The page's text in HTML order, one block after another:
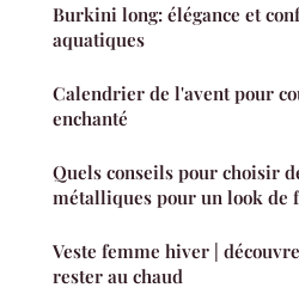
Burkini long: élégance et
aquatiques
Calendrier de l'avent pour
enchanté
Quels conseils pour choisir
métalliques pour un look de
Veste femme hiver |
rester au chaud